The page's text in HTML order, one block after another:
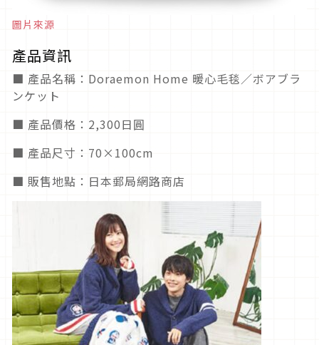
圖片來源
產品資訊
■ 產品名稱：Doraemon Home 暖心毛毯／ボアブラ
ンケット
■ 產品價格：2,300日圓
■ 產品尺寸：70×100cm
■ 販售地點：日本郵局網路商店